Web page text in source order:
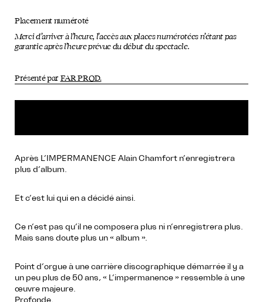
Après L’IMPERMANENCE Alain Chamfort n’enregistrera
plus d’album.
Et c’est lui qui en a décidé ainsi.
Ce n’est pas qu’il ne composera plus ni n’enregistrera plus.
Mais sans doute plus un « album ».
Point d’orgue à une carrière discographique démarrée il y a
un peu plus de 50 ans, « L’impermanence » ressemble à une
œuvre majeure.
Profonde.
Placement numéroté
Merci d’arriver à l’heure, l’accès aux places numérotées n’étant pas
garantie après l’heure prévue du début du spectacle.
Présenté par FAR PROD.